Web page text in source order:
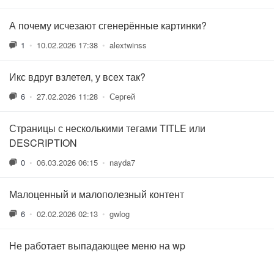
А почему исчезают сгенерённые картинки?
1 • 10.02.2026 17:38 • alextwinss
Икс вдруг взлетел, у всех так?
6 • 27.02.2026 11:28 • Сергей
Страницы с несколькими тегами TITLE или
DESCRIPTION
0 • 06.03.2026 06:15 • nayda7
Малоценный и малополезный контент
6 • 02.02.2026 02:13 • gwlog
Не работает выпадающее меню на wp